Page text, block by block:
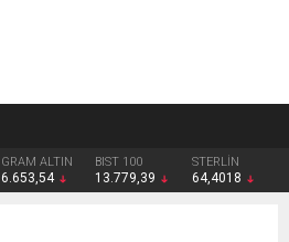
GRAM ALTIN
6.653,54
BIST 100
13.779,39
STERLİN
64,4018